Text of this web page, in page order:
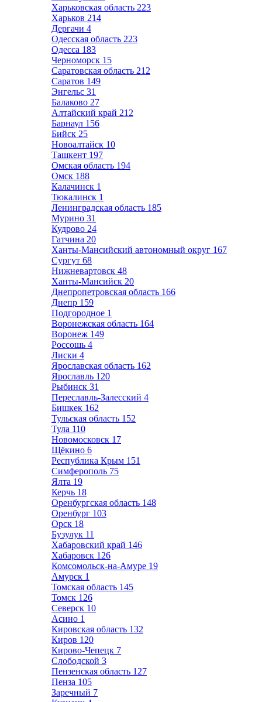
Харьковская область 223
Харьков 214
Дергачи 4
Одесская область 223
Одесса 183
Черноморск 15
Саратовская область 212
Саратов 149
Энгельс 31
Балаково 27
Алтайский край 212
Барнаул 156
Бийск 25
Новоалтайск 10
Ташкент 197
Омская область 194
Омск 188
Калачинск 1
Тюкалинск 1
Ленинградская область 185
Мурино 31
Кудрово 24
Гатчина 20
Ханты-Мансийский автономный округ 167
Сургут 68
Нижневартовск 48
Ханты-Мансийск 20
Днепропетровская область 166
Днепр 159
Подгородное 1
Воронежская область 164
Воронеж 149
Россошь 4
Лиски 4
Ярославская область 162
Ярославль 120
Рыбинск 31
Переславль-Залесский 4
Бишкек 162
Тульская область 152
Тула 110
Новомосковск 17
Щёкино 6
Республика Крым 151
Симферополь 75
Ялта 19
Керчь 18
Оренбургская область 148
Оренбург 103
Орск 18
Бузулук 11
Хабаровский край 146
Хабаровск 126
Комсомольск-на-Амуре 19
Амурск 1
Томская область 145
Томск 126
Северск 10
Асино 1
Кировская область 132
Киров 120
Кирово-Чепецк 7
Слободской 3
Пензенская область 127
Пенза 105
Заречный 7